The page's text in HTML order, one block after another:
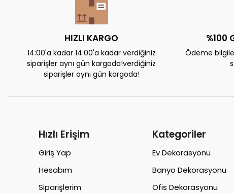
HIZLI KARGO
14:00'a kadar 14:00'a kadar verdiğiniz
siparişler aynı gün kargoda!verdiğiniz
siparişler aynı gün kargoda!
%100
Ödeme
Hızlı Erişim
Giriş Yap
Hesabım
Siparişlerim
Kategoriler
Ev Dekorasyonu
Banyo Dekorasyonu
Ofis Dekorasyonu